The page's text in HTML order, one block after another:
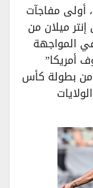
أولى مفاجآت
ميلان من
عليه بنتيجة (2-0) في المواجهة
بطولة كأس